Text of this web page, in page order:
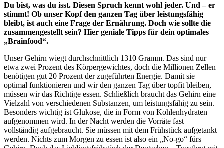
Du bist, was du isst. Diesen Spruch kennt wohl jeder. Und – er
stimmt! Ob unser Kopf den ganzen Tag über leistungsfähig
bleibt, ist auch eine Frage der Ernährung. Doch wie sollte die
zusammengestellt sein? Hier geniale Tipps für dein optimales
„Brainfood“.
Unser Gehirn wiegt durchschnittlich 1310 Gramm. Das sind nur
etwa zwei Prozent des Körpergewichtes, doch die Millionen Zellen
benötigen gut 20 Prozent der zugeführten Energie. Damit sie
optimal funktionieren und wir den ganzen Tag über topfit bleiben,
müssen wir das Richtige essen. Schließlich braucht das Gehirn eine
Vielzahl von verschiedenen Substanzen, um leistungsfähig zu sein.
Besonders wichtig ist Glukose, die in Form von Kohlenhydraten
aufgenommen wird. In der Nacht werden die Vorräte fast
vollständig aufgebraucht. Sie müssen mit dem Frühstück aufgetankt
werden. Nichts zum Morgen zu essen ist also ein „No-go“ fürs